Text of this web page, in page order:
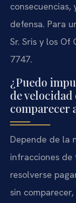
defensa. Para
Sr. Sris y los Of
7747.
¿Puedo
de
comparecer
Depende de la
infracciones de
resolverse
sin